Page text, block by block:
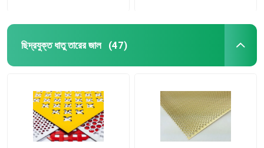
রেজার কাঁটাতার
খনির স্ক্রিন জাল
খাদ তার
ছিদ্রযুক্ত ধাতু তারের জাল (47)